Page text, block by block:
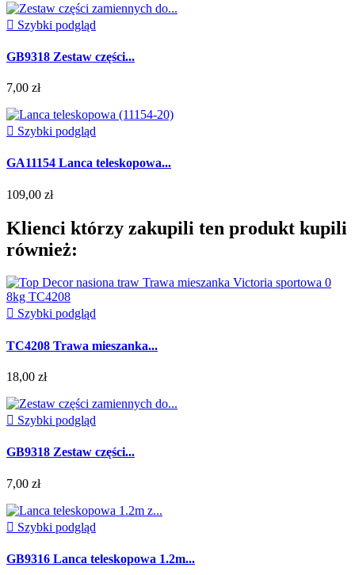
 Szybki podgląd
GB9318 Zestaw części...
7,00 zł
 Szybki podgląd
GA11154 Lanca teleskopowa...
109,00 zł
Klienci którzy zakupili ten produkt kupili
również:
 Szybki podgląd
TC4208 Trawa mieszanka...
18,00 zł
 Szybki podgląd
GB9318 Zestaw części...
7,00 zł
 Szybki podgląd
GB9316 Lanca teleskopowa 1.2m...